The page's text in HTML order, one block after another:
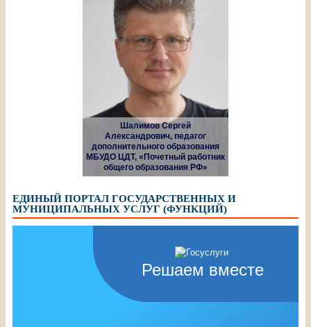
Шалимов Сергей
Александрович, педагог
дополнительного образования
МБУДО ЦДТ, «Почетный работник
общего образования РФ»
ЕДИНЫЙ ПОРТАЛ ГОСУДАРСТВЕННЫХ И
МУНИЦИПАЛЬНЫХ УСЛУГ (ФУНКЦИЙ)
Решаем вместе